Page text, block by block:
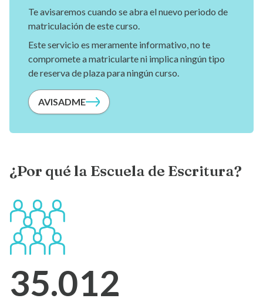
Te avisaremos cuando se abra el nuevo periodo de
matriculación de este curso.
Este servicio es meramente informativo, no te
compromete a matricularte ni implica ningún tipo
de reserva de plaza para ningún curso.
AVISADME
¿Por qué la Escuela de Escritura?
35.012